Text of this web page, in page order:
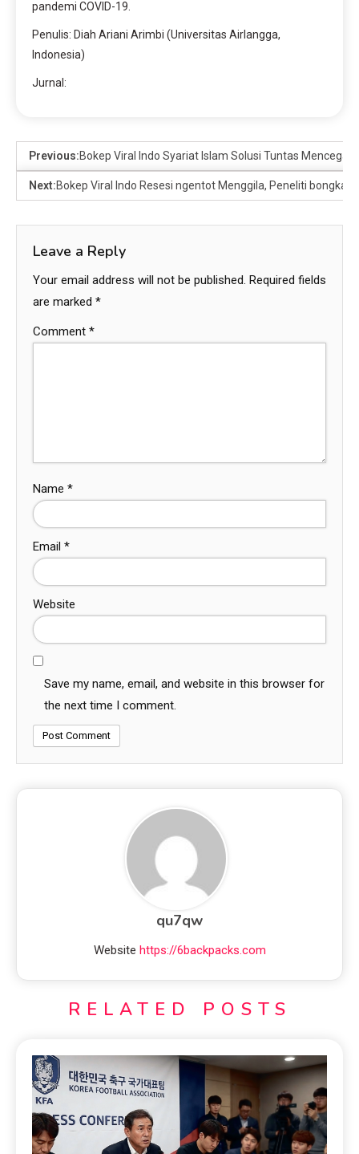
pandemi COVID-19.
Penulis: Diah Ariani Arimbi (Universitas Airlangga,
Indonesia)
Jurnal:
Previous:Bokep Viral Indo Syariat Islam Solusi Tuntas
Next:Bokep Viral Indo Resesi ngentot Menggila, Peneliti
Leave a Reply
Your email address will not be published. Required fields
are marked *
Comment *
Name *
Email *
Website
Save my name, email, and website in this browser for
the next time I comment.
qu7qw
Website https://6backpacks.com
RELATED POSTS